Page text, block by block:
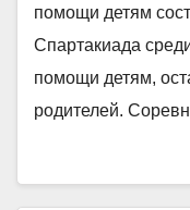
помощи детям
Спартакиада
помощи детям,
родителей.